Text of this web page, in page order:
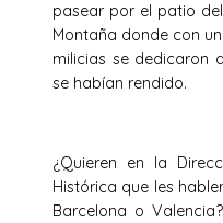
pasear por el patio
Montaña donde con
milicias se dedicaron
se habían rendido.
¿Quieren en la
Histórica que les
Barcelona o